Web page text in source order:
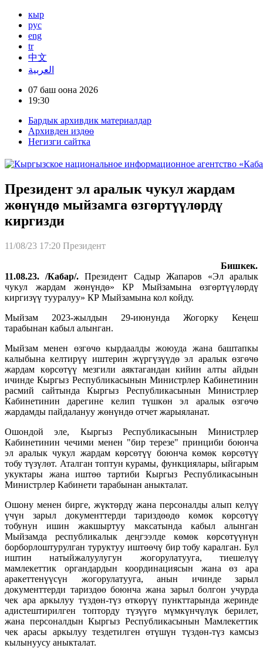
кыр
рус
eng
tr
中文
العربية
07 баш оона 2026
19:30
Бардык архивдик материалдар
Архивден издөө
Негизги сайтка
Президент эл аралык чукул жардам
жөнүндө мыйзамга өзгөртүүлөрдү
киргизди
11/08/23 17:20 Президент
Бишкек.
11.08.23. /Кабар/.Президент Садыр Жапаров «Эл аралык
чукул жардам жөнүндө» КР Мыйзамына өзгөртүүлөрдү
киргизүү тууралуу» КР Мыйзамына кол койду.
Мыйзам 2023-жылдын 29-июнунда Жогорку Кеңеш
тарабынан кабыл алынган.
Мыйзам менен өзгөчө кырдаалды жоюуда жана баштапкы
калыбына келтирүү иштерин жүргүзүүдө эл аралык өзгөчө
жардам көрсөтүү мезгили аяктагандан кийин алты айдын
ичинде Кыргыз Республикасынын Министрлер Кабинетинин
расмий сайтында Кыргыз Республикасынын Министрлер
Кабинетинин дарегине келип түшкөн эл аралык өзгөчө
жардамды пайдалануу жөнүндө отчет жарыяланат.
Ошондой эле, Кыргыз Республикасынын Министрлер
Кабинетинин чечими менен "бир терезе" принциби боюнча
эл аралык чукул жардам көрсөтүү боюнча көмөк көрсөтүү
тобу түзүлөт. Аталган топтун курамы, функциялары, ыйгарым
укуктары жана иштөө тартиби Кыргыз Республикасынын
Министрлер Кабинети тарабынан аныкталат.
Ошону менен бирге, жүктөрдү жана персоналды алып келүү
үчүн зарыл документтерди тариздөөдө көмөк көрсөтүү
тобунун ишин жакшыртуу максатында кабыл алынган
Мыйзамда республикалык деңгээлде көмөк көрсөтүүнүн
борборлоштурулган туруктуу иштөөчү бир тобу каралган. Бул
иштин натыйжалуулугун жогорулатууга, тиешелүү
мамлекеттик органдардын координациясын жана өз ара
аракеттенүүсүн жогорулатууга, анын ичинде зарыл
документтерди тариздөө боюнча жана зарыл болгон учурда
чек ара аркылуу түздөн-түз өткөрүү пункттарында жеринде
адистештирилген топторду түзүүгө мүмкүнчүлүк берилет,
жана персоналдын Кыргыз Республикасынын Мамлекеттик
чек арасы аркылуу тездетилген өтүшүн түздөн-түз камсыз
кылынуусу аныкталат.